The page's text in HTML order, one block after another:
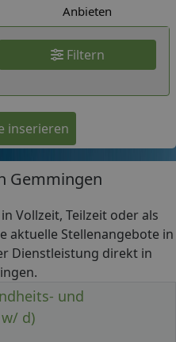
Anbieten
Filtern
inserieren
Gemmingen
Vollzeit, Teilzeit oder als
aktuelle Stellenangebote in
Dienstleistung direkt in
und
d)